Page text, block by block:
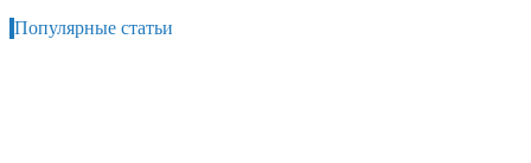
Популярные статьи